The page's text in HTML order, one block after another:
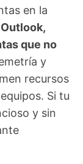
en la
Outlook,
que no
y
recursos
Si tu
y sin